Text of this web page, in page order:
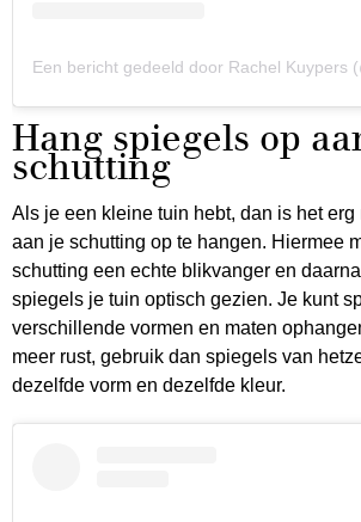
Hang spiegels op
schutting
Als je een kleine tuin hebt, dan is het
aan je schutting op te hangen. Hiermee
schutting een echte blikvanger en
spiegels je tuin optisch gezien. Je kunt
verschillende vormen en maten
meer rust, gebruik dan spiegels van
dezelfde vorm en dezelfde kleur.